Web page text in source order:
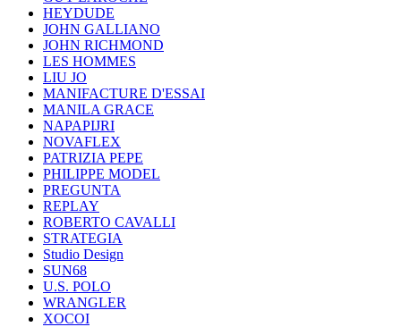
HEYDUDE
JOHN GALLIANO
JOHN RICHMOND
LES HOMMES
LIU JO
MANIFACTURE D'ESSAI
MANILA GRACE
NAPAPIJRI
NOVAFLEX
PATRIZIA PEPE
PHILIPPE MODEL
PREGUNTA
REPLAY
ROBERTO CAVALLI
STRATEGIA
Studio Design
SUN68
U.S. POLO
WRANGLER
XOCOI